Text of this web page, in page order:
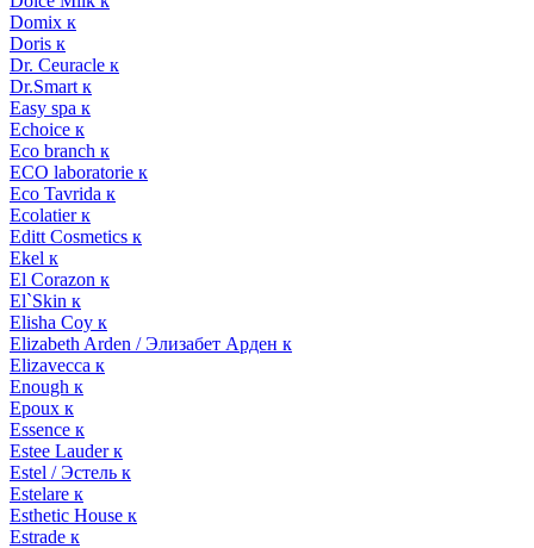
Domix к
Doris к
Dr. Ceuracle к
Dr.Smart к
Easy spa к
Echoice к
Eco branch к
ECO laboratorie к
Eco Tavrida к
Ecolatier к
Editt Cosmetics к
Ekel к
El Corazon к
El`Skin к
Elisha Coy к
Elizabeth Arden / Элизабет Арден к
Elizavecca к
Enough к
Epoux к
Essence к
Estee Lauder к
Estel / Эстель к
Estelare к
Esthetic House к
Estrade к